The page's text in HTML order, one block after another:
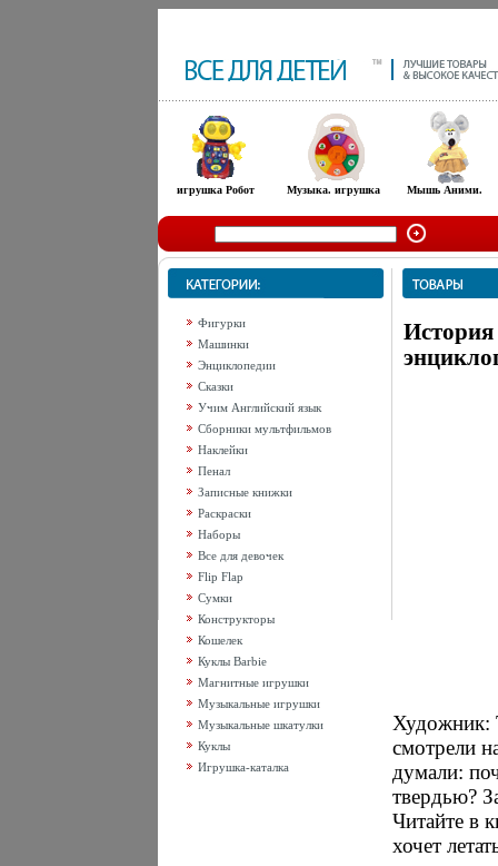
игрушка Робот Музыка. игрушка Мышь Аними.
Фигурки
Машинки
Энциклопедии
Сказки
Учим Английский язык
Сборники мультфильмов
Наклейки
Пенал
Записные книжки
Раскраски
Наборы
Все для девочек
Flip Flap
Сумки
Конструкторы
Кошелек
Куклы Barbie
Магнитные игрушки
Музыкальные игрушки
Музыкальные шкатулки
Куклы
Игрушка-каталка
История
Художник:
смотрели
думали:
твердью?
Читайте в
хочет